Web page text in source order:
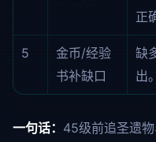
正
5
金币/经验
书补缺口
缺
出。
一句话： 45级前追圣遗物